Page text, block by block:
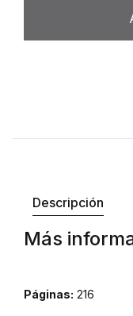
Descripción
Más
Páginas: 216